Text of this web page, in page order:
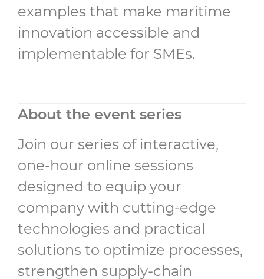
examples that make maritime
innovation accessible and
implementable for SMEs.
About the event series
Join our series of interactive,
one-hour online sessions
designed to equip your
company with cutting-edge
technologies and practical
solutions to optimize processes,
strengthen supply-chain